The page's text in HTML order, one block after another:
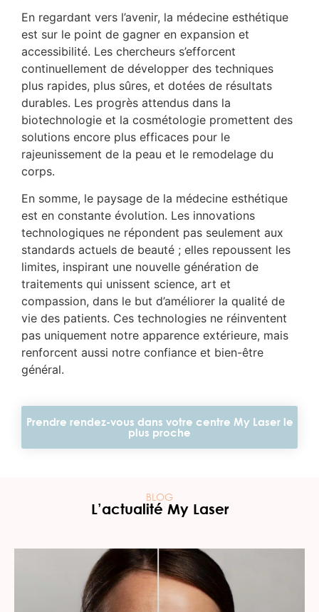
En regardant vers l’avenir, la médecine esthétique
est sur le point de gagner en expansion et
accessibilité. Les chercheurs s’efforcent
continuellement de développer des techniques
plus rapides, plus sûres, et dotées de résultats
durables. Les progrès attendus dans la
biotechnologie et la cosmétologie promettent des
solutions encore plus efficaces pour le
rajeunissement de la peau et le remodelage du
corps.
En somme, le paysage de la médecine esthétique
est en constante évolution. Les innovations
technologiques ne répondent pas seulement aux
standards actuels de beauté ; elles repoussent les
limites, inspirant une nouvelle génération de
traitements qui unissent science, art et
compassion, dans le but d’améliorer la qualité de
vie des patients. Ces technologies ne réinventent
pas uniquement notre apparence extérieure, mais
renforcent aussi notre confiance et bien-être
général.
Prendre rendez-vous dans votre centre My Laser le
plus proche
BLOG
L’actualité My Laser